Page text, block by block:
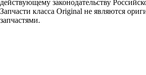
действующему законодательству
Запчасти класса Original не являются
запчастями.